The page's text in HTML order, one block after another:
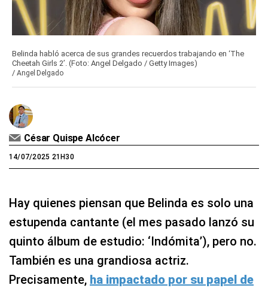
Belinda habló acerca de sus grandes recuerdos trabajando en ‘The
Cheetah Girls 2’. (Foto: Angel Delgado / Getty Images)
/ Angel Delgado
César Quispe Alcócer
14/07/2025 21H30
Hay quienes piensan que Belinda es solo una
estupenda cantante (el mes pasado lanzó su
quinto álbum de estudio: ‘Indómita’), pero no.
También es una grandiosa actriz.
Precisamente, ha impactado por su papel de